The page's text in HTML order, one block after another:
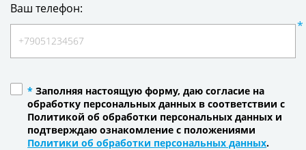
Ваш телефон:
* Заполняя настоящую форму, даю согласие на
обработку персональных данных в соответствии с
Политикой об обработки персональных данных и
подтверждаю ознакомление с положениями
Политики об обработки персональных данных.